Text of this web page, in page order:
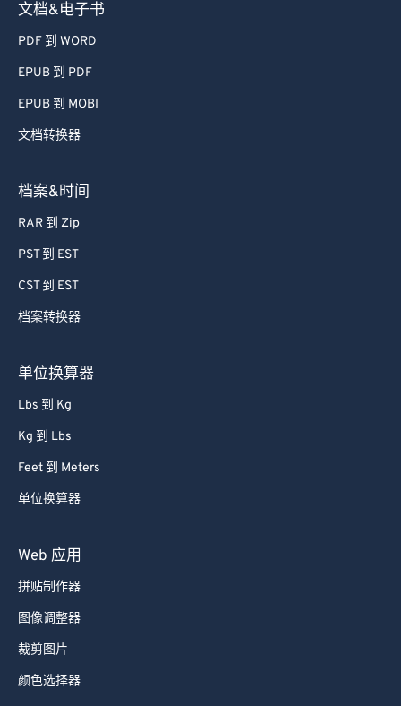
文档&电子书
PDF 到 WORD
EPUB 到 PDF
EPUB 到 MOBI
文档转换器
档案&时间
RAR 到 Zip
PST 到 EST
CST 到 EST
档案转换器
单位换算器
Lbs 到 Kg
Kg 到 Lbs
Feet 到 Meters
单位换算器
Web 应用
拼贴制作器
图像调整器
裁剪图片
颜色选择器